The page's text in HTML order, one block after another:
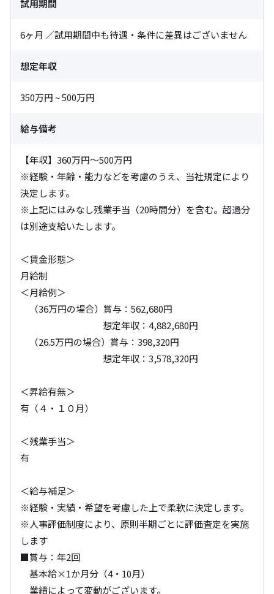
試用期間
6ヶ月 ／試用期間中も待遇・条件に差異はございません
想定年収
350万円 ~ 500万円
給与備考
【年収】360万円～500万円
※経験・年齢・能力などを考慮のうえ、当社規定により
決定します。
※上記にはみなし残業手当（20時間分）を含む。超過分
は別途支給いたします。
＜賃金形態＞
月給制
＜月給例＞
（36万円の場合）賞与：562,680円
想定年収：4,882,680円
（26.5万円の場合）賞与：398,320円
想定年収：3,578,320円
＜昇給有無＞
有（４・１０月）
＜残業手当＞
有
＜給与補足＞
※経験・実績・希望を考慮した上で柔軟に決定します。
※人事評価制度により、原則半期ごとに評価査定を実施
します
■賞与：年2回
基本給×1か月分（4・10月）
業績によって変動がございます。